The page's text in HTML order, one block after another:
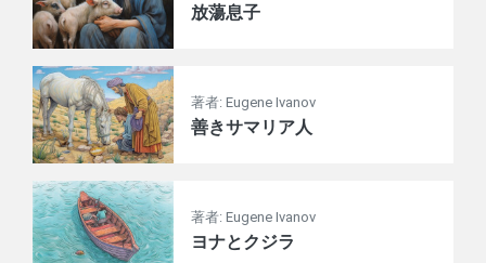
放蕩息子
著者: Eugene Ivanov
善きサマリア人
著者: Eugene Ivanov
ヨナとクジラ